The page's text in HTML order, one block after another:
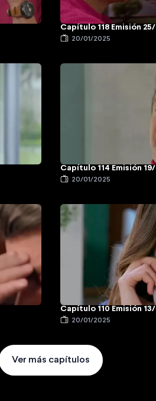
Capítulo 118 Emisión
20/01/2025
Capítulo 114 Emisión
20/01/2025
Capítulo 110 Emisión
20/01/2025
Ver más capítulos